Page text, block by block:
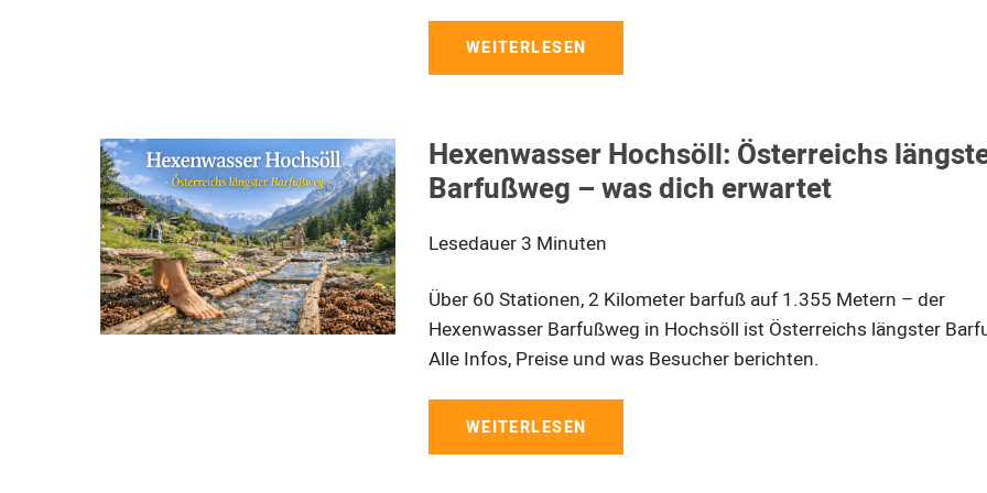
WEITERLESEN
Hexenwasser Hochsöll: Österreichs
Barfußweg – was dich erwartet
Lesedauer 3 Minuten
Über 60 Stationen, 2 Kilometer barfuß auf 1.355 Metern – der
Hexenwasser Barfußweg in Hochsöll ist Österreichs längster
Alle Infos, Preise und was Besucher berichten.
WEITERLESEN